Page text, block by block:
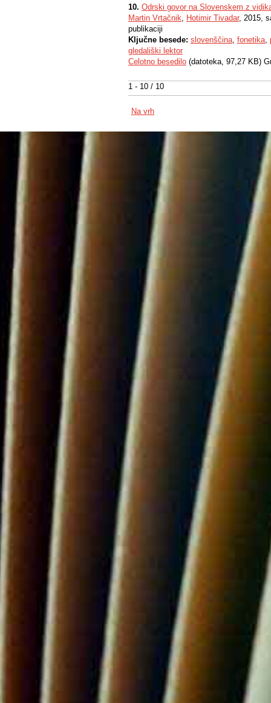
1 - 10 / 10
10. Odrski govor na Slovenskem z
Martin Vrtačnik, Hotimir Tivadar, 2015,
publikaciji
Ključne besede: slovenščina, fonetika,
gledališki lektor
Celotno besedilo (datoteka, 97,27 KB)
Na vrh